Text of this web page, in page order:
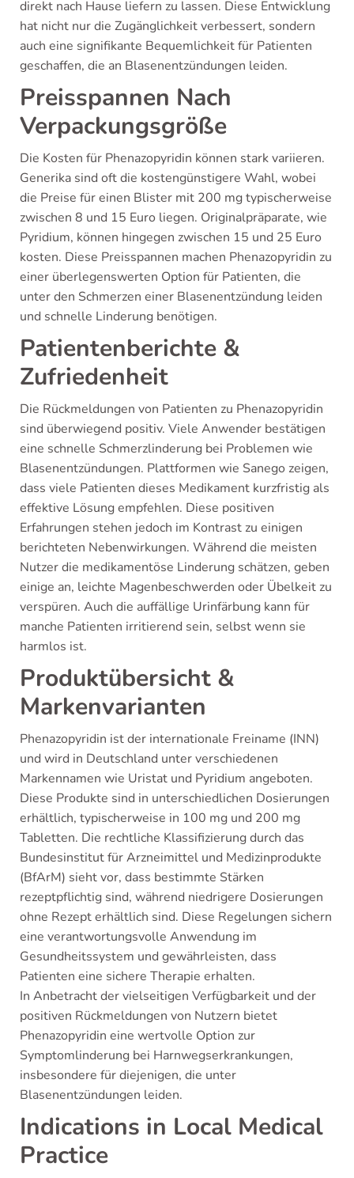
direkt nach Hause liefern zu lassen. Diese Entwicklung
hat nicht nur die Zugänglichkeit verbessert, sondern
auch eine signifikante Bequemlichkeit für Patienten
geschaffen, die an Blasenentzündungen leiden.
Preisspannen Nach
Verpackungsgröße
Die Kosten für Phenazopyridin können stark variieren.
Generika sind oft die kostengünstigere Wahl, wobei
die Preise für einen Blister mit 200 mg typischerweise
zwischen 8 und 15 Euro liegen. Originalpräparate, wie
Pyridium, können hingegen zwischen 15 und 25 Euro
kosten. Diese Preisspannen machen Phenazopyridin zu
einer überlegenswerten Option für Patienten, die
unter den Schmerzen einer Blasenentzündung leiden
und schnelle Linderung benötigen.
Patientenberichte &
Zufriedenheit
Die Rückmeldungen von Patienten zu Phenazopyridin
sind überwiegend positiv. Viele Anwender bestätigen
eine schnelle Schmerzlinderung bei Problemen wie
Blasenentzündungen. Plattformen wie Sanego zeigen,
dass viele Patienten dieses Medikament kurzfristig als
effektive Lösung empfehlen. Diese positiven
Erfahrungen stehen jedoch im Kontrast zu einigen
berichteten Nebenwirkungen. Während die meisten
Nutzer die medikamentöse Linderung schätzen, geben
einige an, leichte Magenbeschwerden oder Übelkeit zu
verspüren. Auch die auffällige Urinfärbung kann für
manche Patienten irritierend sein, selbst wenn sie
harmlos ist.
Produktübersicht &
Markenvarianten
Phenazopyridin ist der internationale Freiname (INN)
und wird in Deutschland unter verschiedenen
Markennamen wie Uristat und Pyridium angeboten.
Diese Produkte sind in unterschiedlichen Dosierungen
erhältlich, typischerweise in 100 mg und 200 mg
Tabletten. Die rechtliche Klassifizierung durch das
Bundesinstitut für Arzneimittel und Medizinprodukte
(BfArM) sieht vor, dass bestimmte Stärken
rezeptpflichtig sind, während niedrigere Dosierungen
ohne Rezept erhältlich sind. Diese Regelungen sichern
eine verantwortungsvolle Anwendung im
Gesundheitssystem und gewährleisten, dass
Patienten eine sichere Therapie erhalten.
In Anbetracht der vielseitigen Verfügbarkeit und der
positiven Rückmeldungen von Nutzern bietet
Phenazopyridin eine wertvolle Option zur
Symptomlinderung bei Harnwegserkrankungen,
insbesondere für diejenigen, die unter
Blasenentzündungen leiden.
Indications in Local Medical
Practice